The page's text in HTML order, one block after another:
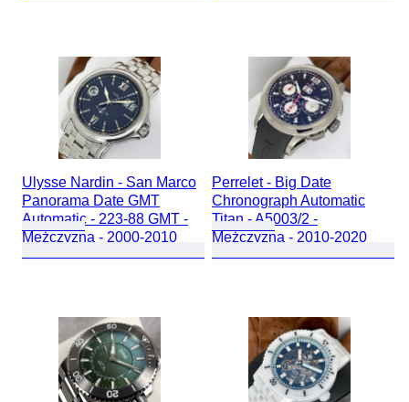
Ulysse Nardin - San Marco
Panorama Date GMT
Automatic - 223-88 GMT -
Mężczyzna - 2000-2010
Perrelet - Big Date
Chronograph Automatic
Titan - A5003/2 -
Mężczyzna - 2010-2020